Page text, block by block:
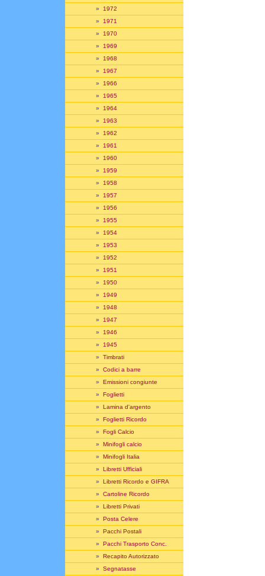
» 1972
» 1971
» 1970
» 1969
» 1968
» 1967
» 1966
» 1965
» 1964
» 1963
» 1962
» 1961
» 1960
» 1959
» 1958
» 1957
» 1956
» 1955
» 1954
» 1953
» 1952
» 1951
» 1950
» 1949
» 1948
» 1947
» 1946
» 1945
» Timbrati
» Codici a barre
» Emissioni congiunte
» Foglietti
» Lamina d'argento
» Foglietti Ricordo
» Fogli Calcio
» Minifogli calcio
» Minifogli Italia
» Libretti Ufficiali
» Libretti Ricordo e GIFRA
» Cartoline Ricordo
» Libretti Privati
» Posta Celere
» Pacchi Postali
» Pacchi Trasporto Conc.
» Recapito Autorizzato
» Segnatasse